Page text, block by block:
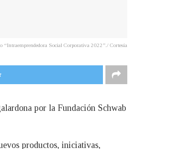
“Intraemprendedora Social Corporativa 2022”./ Cortesía
por la Fundación Schwab
productos, iniciativas,